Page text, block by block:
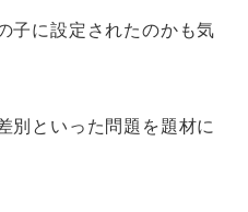
子に設定されたのかも気
別といった問題を題材に